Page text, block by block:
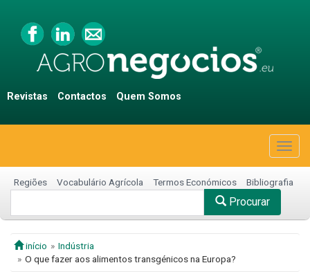
Revistas Contactos Quem Somos
Regiões Vocabulário Agrícola Termos Económicos Bibliografia
Procurar
início
Indústria
O que fazer aos alimentos transgénicos na Europa?